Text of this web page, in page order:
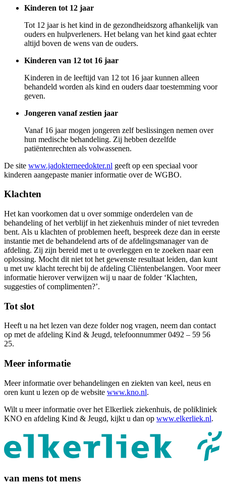
Kinderen tot 12 jaar
Tot 12 jaar is het kind in de gezondheidszorg afhankelijk van
ouders en hulpverleners. Het belang van het kind gaat echter
altijd boven de wens van de ouders.
Kinderen van 12 tot 16 jaar
Kinderen in de leeftijd van 12 tot 16 jaar kunnen alleen
behandeld worden als kind en ouders daar toestemming voor
geven.
Jongeren vanaf zestien jaar
Vanaf 16 jaar mogen jongeren zelf beslissingen nemen over
hun medische behandeling. Zij hebben dezelfde
patiëntenrechten als volwassenen.
De site www.jadokterneedokter.nl geeft op een speciaal voor
kinderen aangepaste manier informatie over de WGBO.
Klachten
Het kan voorkomen dat u over sommige onderdelen van de
behandeling of het verblijf in het ziekenhuis minder of niet tevreden
bent. Als u klachten of problemen heeft, bespreek deze dan in eerste
instantie met de behandelend arts of de afdelingsmanager van de
afdeling. Zij zijn bereid met u te overleggen en te zoeken naar een
oplossing. Mocht dit niet tot het gewenste resultaat leiden, dan kunt
u met uw klacht terecht bij de afdeling Cliëntenbelangen. Voor meer
informatie hierover verwijzen wij u naar de folder ‘Klachten,
suggesties of complimenten?’.
Tot slot
Heeft u na het lezen van deze folder nog vragen, neem dan contact
op met de afdeling Kind & Jeugd, telefoonnummer 0492 – 59 56
25.
Meer informatie
Meer informatie over behandelingen en ziekten van keel, neus en
oren kunt u lezen op de website www.kno.nl.
Wilt u meer informatie over het Elkerliek ziekenhuis, de polikliniek
KNO en afdeling Kind & Jeugd, kijkt u dan op www.elkerliek.nl.
van mens tot mens